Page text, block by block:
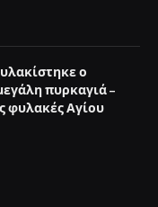
ο
πυρκαγιά –
φυλακές Αγίου